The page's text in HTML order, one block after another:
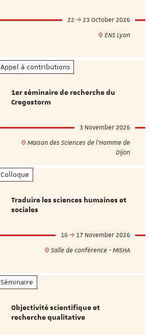
22
23 October 2026
ENS Lyon
Appel à contributions
1er séminaire de recherche du
Cregostorm
3 November 2026
Maison des Sciences de l'Homme de
Dijon
Colloque
Traduire les sciences humaines et
sociales
16
17 November 2026
Salle de conférence - MISHA
Séminaire
Objectivité scientifique et
recherche qualitative